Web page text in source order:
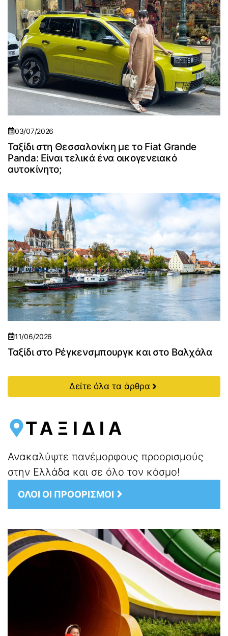
03/07/2026
Ταξίδι στη Θεσσαλονίκη με το Fiat Grande
Panda: Είναι τελικά ένα οικογενειακό
αυτοκίνητο;
11/06/2026
Ταξίδι στο Ρέγκενσμπουργκ και στο Βαλχάλα
Δείτε όλα τα άρθρα
ΤΑΞΙΔΙΑ
Ανακαλύψτε πανέμορφους προορισμούς
στην Ελλάδα και σε όλο τον κόσμο!
ΟΛΟΙ ΟΙ ΠΡΟΟΡΙΣΜΟΙ